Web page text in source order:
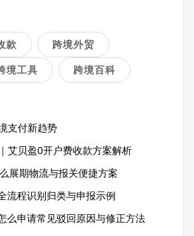
款 跨境外贸
境工具 跨境百科
支付新趋势
艾贝盈0开户费收款方案解析
展期物流与报关便捷方案
流程识别归类与申报示例
么申请常见驳回原因与修正方法